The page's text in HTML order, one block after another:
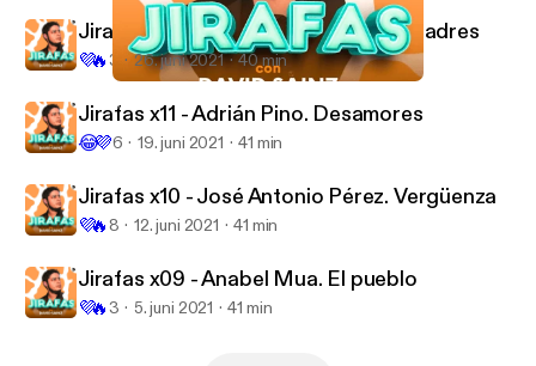
Jirafas
Jirafas x12 - Esteban Navarro. Ser padres
💜🔥 3 26. juni 2021 40 min
Jirafas x11 - Adrián Pino. Desamores
😂💜6 19. juni 2021 41 min
Jirafas x10 - José Antonio Pérez. Vergüenza
💜🔥8 12. juni 2021 41 min
Jirafas x09 - Anabel Mua. El pueblo
💜🔥 3 5. juni 2021 41 min